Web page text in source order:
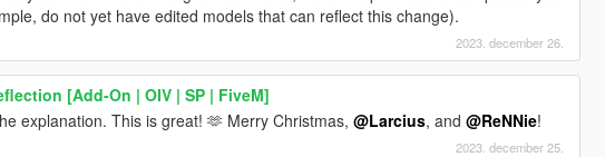
do not yet have edited models that can reflect this change).
2023. december 26.
[Add-On | OIV | SP | FiveM]
explanation. This is great! 🫶 Merry Christmas,@Larcius, and@ReNNie!
2023. december 25.